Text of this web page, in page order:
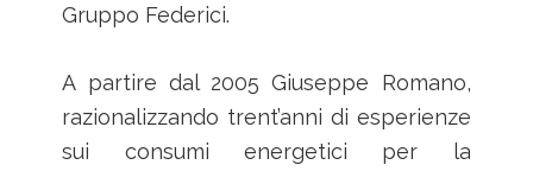
Gruppo Federici.
A partire dal 2005 Giuseppe Romano,
razionalizzando trent’anni di esperienze
sui consumi energetici per la